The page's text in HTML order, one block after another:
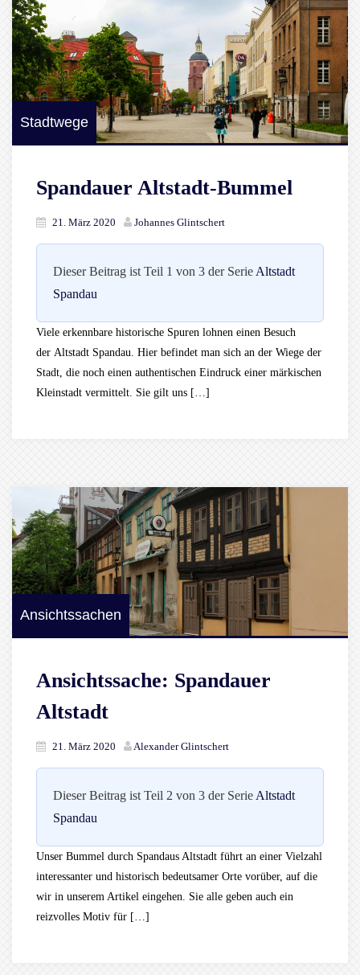
Stadtwege
Spandauer Altstadt-Bummel
21. März 2020 Johannes Glintschert
Dieser Beitrag ist Teil 1 von 3 der Serie Altstadt
Spandau
Viele erkennbare historische Spuren lohnen einen Besuch
der Altstadt Spandau. Hier befindet man sich an der Wiege der
Stadt, die noch einen authentischen Eindruck einer märkischen
Kleinstadt vermittelt. Sie gilt uns […]
Ansichtssachen
Ansichtssache: Spandauer
Altstadt
21. März 2020 Alexander Glintschert
Dieser Beitrag ist Teil 2 von 3 der Serie Altstadt
Spandau
Unser Bummel durch Spandaus Altstadt führt an einer Vielzahl
interessanter und historisch bedeutsamer Orte vorüber, auf die
wir in unserem Artikel eingehen. Sie alle geben auch ein
reizvolles Motiv für […]